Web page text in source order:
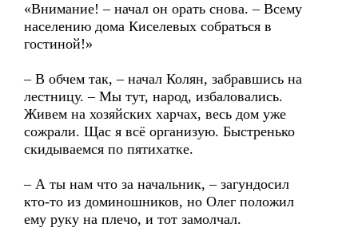
«Внимание! – начал он орать снова. – Всему
населению дома Киселевых собраться в
гостиной!»
– В обчем так, – начал Колян, забравшись на
лестницу. – Мы тут, народ, избаловались.
Живем на хозяйских харчах, весь дом уже
сожрали. Щас я всё организую. Быстренько
скидываемся по пятихатке.
– А ты нам что за начальник, – загундосил
кто-то из доминошников, но Олег положил
ему руку на плечо, и тот замолчал.